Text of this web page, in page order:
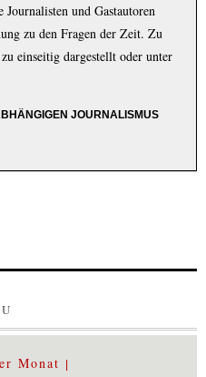
Journalisten und Gastautoren
zu den Fragen der Zeit. Zu
einseitig dargestellt oder unter
JOURNALISMUS
Monat